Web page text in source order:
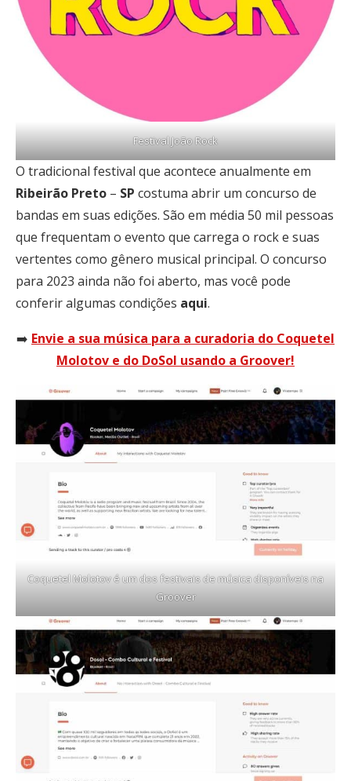
Festival João Rock
O tradicional festival que acontece anualmente em
Ribeirão Preto – SP costuma abrir um concurso de
bandas em suas edições. São em média 50 mil pessoas
que frequentam o evento que carrega o rock e suas
vertentes como gênero musical principal. O concurso
para 2023 ainda não foi aberto, mas você pode
conferir algumas condições aqui.
➡️ Envie a sua música para a curadoria do Coquetel
Molotov e do DoSol usando a Groover!
Coquetel Molotov é um dos festivais de música disponíveis na
Groover